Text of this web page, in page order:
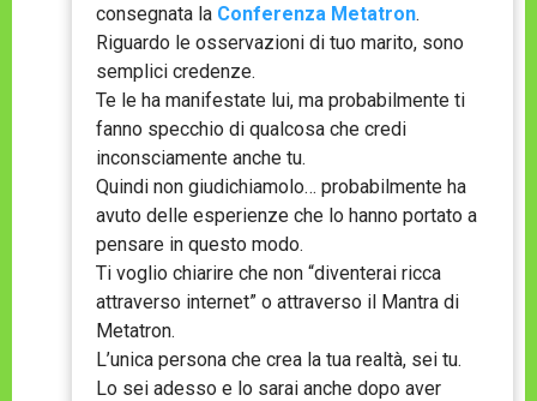
consegnata la Conferenza Metatron.
Riguardo le osservazioni di tuo marito, sono
semplici credenze.
Te le ha manifestate lui, ma probabilmente ti
fanno specchio di qualcosa che credi
inconsciamente anche tu.
Quindi non giudichiamolo… probabilmente ha
avuto delle esperienze che lo hanno portato a
pensare in questo modo.
Ti voglio chiarire che non “diventerai ricca
attraverso internet” o attraverso il Mantra di
Metatron.
L’unica persona che crea la tua realtà, sei tu.
Lo sei adesso e lo sarai anche dopo aver